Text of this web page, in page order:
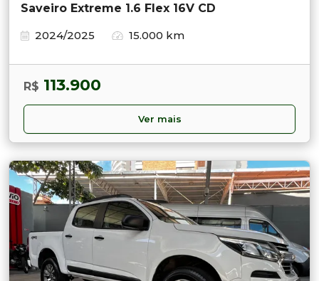
Saveiro Extreme 1.6 Flex 16V CD
2024/2025
15.000 km
R$ 113.900
Ver mais